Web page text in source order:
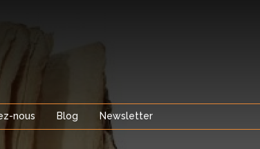
nous Blog Newsletter